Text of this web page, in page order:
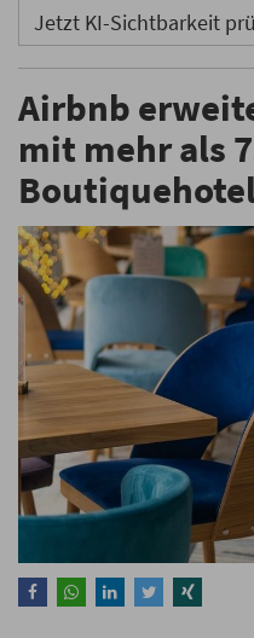
Jetzt KI-Sichtbarkeit
Airbnb
mit mehr als